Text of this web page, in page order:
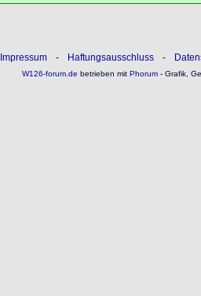
Impressum - Haftungsausschluss -
W126-forum.de betrieben mitPhorum- Grafik,